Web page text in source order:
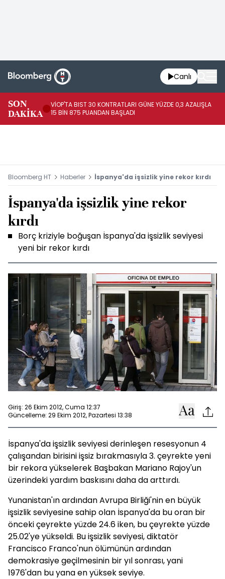
Canlı
SON
DAKİKA
VİOP'TA BIST 30 KONTRATLARI GÜNE YÜZDE 0,3 AZALIŞLA
15 BİN 875 PUANDAN BAŞLADI
Bloomberg HT Haberler İspanya'da işsizlik yine rekor kırdı
İspanya'da işsizlik yine rekor
kırdı
Borç kriziyle boğuşan İspanya'da işsizlik seviyesi
yeni bir rekor kırdı
Giriş: 26 Ekim 2012, Cuma 12:37
Güncelleme: 29 Ekim 2012, Pazartesi 13:38
İspanya'da işsizlik seviyesi derinleşen resesyonun 4
çalışandan birisini işsiz bırakmasıyla 3. çeyrekte yeni
bir rekora yükselerek Başbakan Mariano Rajoy'un
üzerindeki yardım baskısını daha da arttırdı.
Yunanistan'ın ardından Avrupa Birliği'nin en büyük
işsizlik seviyesine sahip olan İspanya'da bu oran bir
önceki çeyrekte yüzde 24.6 iken, bu çeyrekte yüzde
25.02'ye yükseldi. Bu işsizlik seviyesi, diktatör
Francisco Franco'nun ölümünün ardından
demokrasiye geçilmesinin bir yıl sonrası, yani
1976'dan bu yana en yüksek seviye.